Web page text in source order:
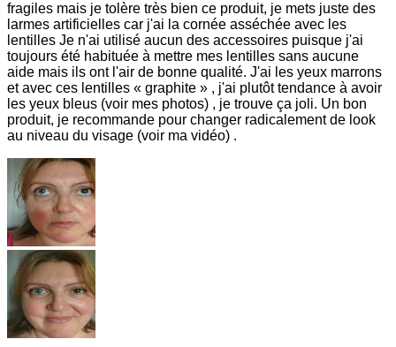
fragiles mais je tolère très bien ce produit, je mets juste des
larmes artificielles car j'ai la cornée asséchée avec les
lentilles Je n'ai utilisé aucun des accessoires puisque j'ai
toujours été habituée à mettre mes lentilles sans aucune
aide mais ils ont l'air de bonne qualité. J'ai les yeux marrons
et avec ces lentilles « graphite » , j'ai plutôt tendance à avoir
les yeux bleus (voir mes photos) , je trouve ça joli. Un bon
produit, je recommande pour changer radicalement de look
au niveau du visage (voir ma vidéo) .